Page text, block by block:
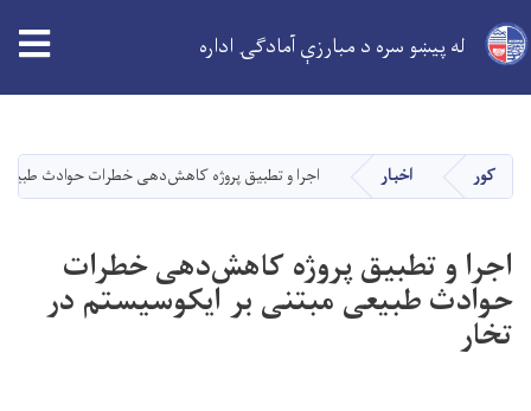
دانګل
له پیښو سره د مبارزې آمادګۍ اداره
کور اخبار اجرا و تطبیق پروژه کاهش‌دهی خطرات حوادث
اجرا و تطبیق پروژه کاهش‌دهی خطرات
حوادث طبیعی مبتنی بر ایکوسیستم در
تخار